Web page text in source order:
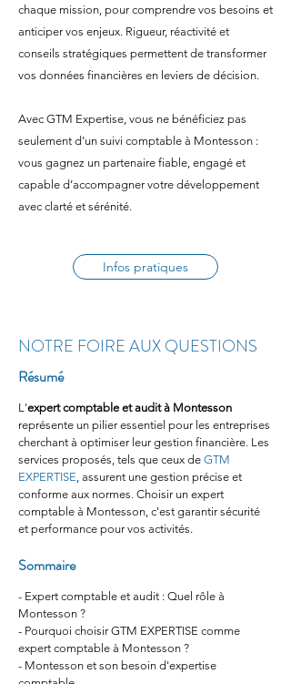
chaque mission, pour comprendre vos besoins et
anticiper vos enjeux. Rigueur, réactivité et
conseils stratégiques permettent de transformer
vos données financières en leviers de décision.
Avec GTM Expertise, vous ne bénéficiez pas
seulement d’un suivi comptable à Montesson :
vous gagnez un partenaire fiable, engagé et
capable d’accompagner votre développement
avec clarté et sérénité.
Infos pratiques
NOTRE FOIRE AUX QUESTIONS
Résumé
L'expert comptable et audit à Montesson
représente un pilier essentiel pour les entreprises
cherchant à optimiser leur gestion financière. Les
services proposés, tels que ceux de GTM
EXPERTISE, assurent une gestion précise et
conforme aux normes. Choisir un expert
comptable à Montesson, c'est garantir sécurité
et performance pour vos activités.
Sommaire
- Expert comptable et audit : Quel rôle à
Montesson ?
- Pourquoi choisir GTM EXPERTISE comme
expert comptable à Montesson ?
- Montesson et son besoin d'expertise